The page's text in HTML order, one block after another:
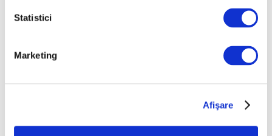
Statistici
Marketing
Afişare
artiști, în anuala de artă